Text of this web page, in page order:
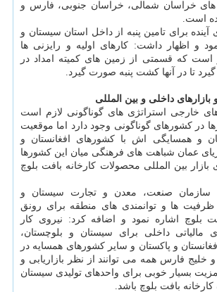
های خراسان شمالی، خراسان جنوبی، فارس و
است.
برای تامین پنبه از داخل استان سیستان و
و اظهار داشت: کارهای اولیه و رایزنی ها
است که قسمتی از زمین های کمیته امداد در
گیرد تا در آنها کشت پنبه صورت گیرد.
بازارهای داخلی و بین المللی
خارجی استراتژی های گوناگونی لازم است
در کشورهای گوناگونی وجود دارد اما موقعیت
و همسایگی اش با کشورهای افغانستان و
عمان شباهت های فرهنگی میان این کشورها
بازار بین المللی محصولات کارخانه بافت بلوچ
سازمان صنعت، معدن و تجارت سیستان و
ظرفیت ها و توانمندی های منطقه برای رونق
بلوچ اشاره نمود و اضافه کرد: نیروی کار
مالیاتی داخلی برای سیستان و بلوچستان،
و پاکستان و سایر کشورهای همسایه در
خلیج فارس همه می توانند از نظر بازاریابی و
بسیار خوبی برای واحدهای تولیدی سیستان
بافت بلوچ باشد.